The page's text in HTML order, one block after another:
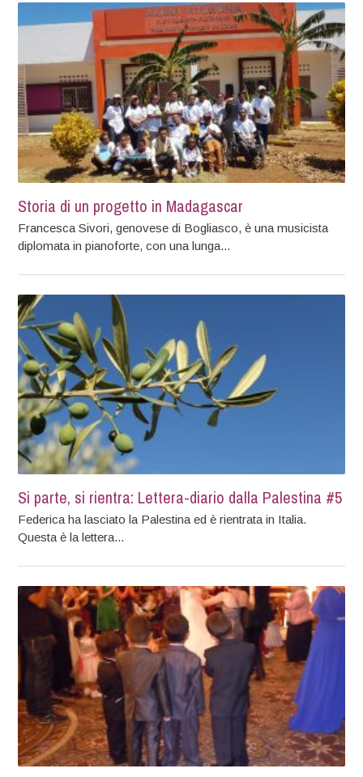
Storia di un progetto in Madagascar
Francesca Sivori, genovese di Bogliasco, è una musicista
diplomata in pianoforte, con una lunga...
Si parte, si rientra: Lettera-diario dalla Palestina #5
Federica ha lasciato la Palestina ed è rientrata in Italia.
Questa è la lettera...